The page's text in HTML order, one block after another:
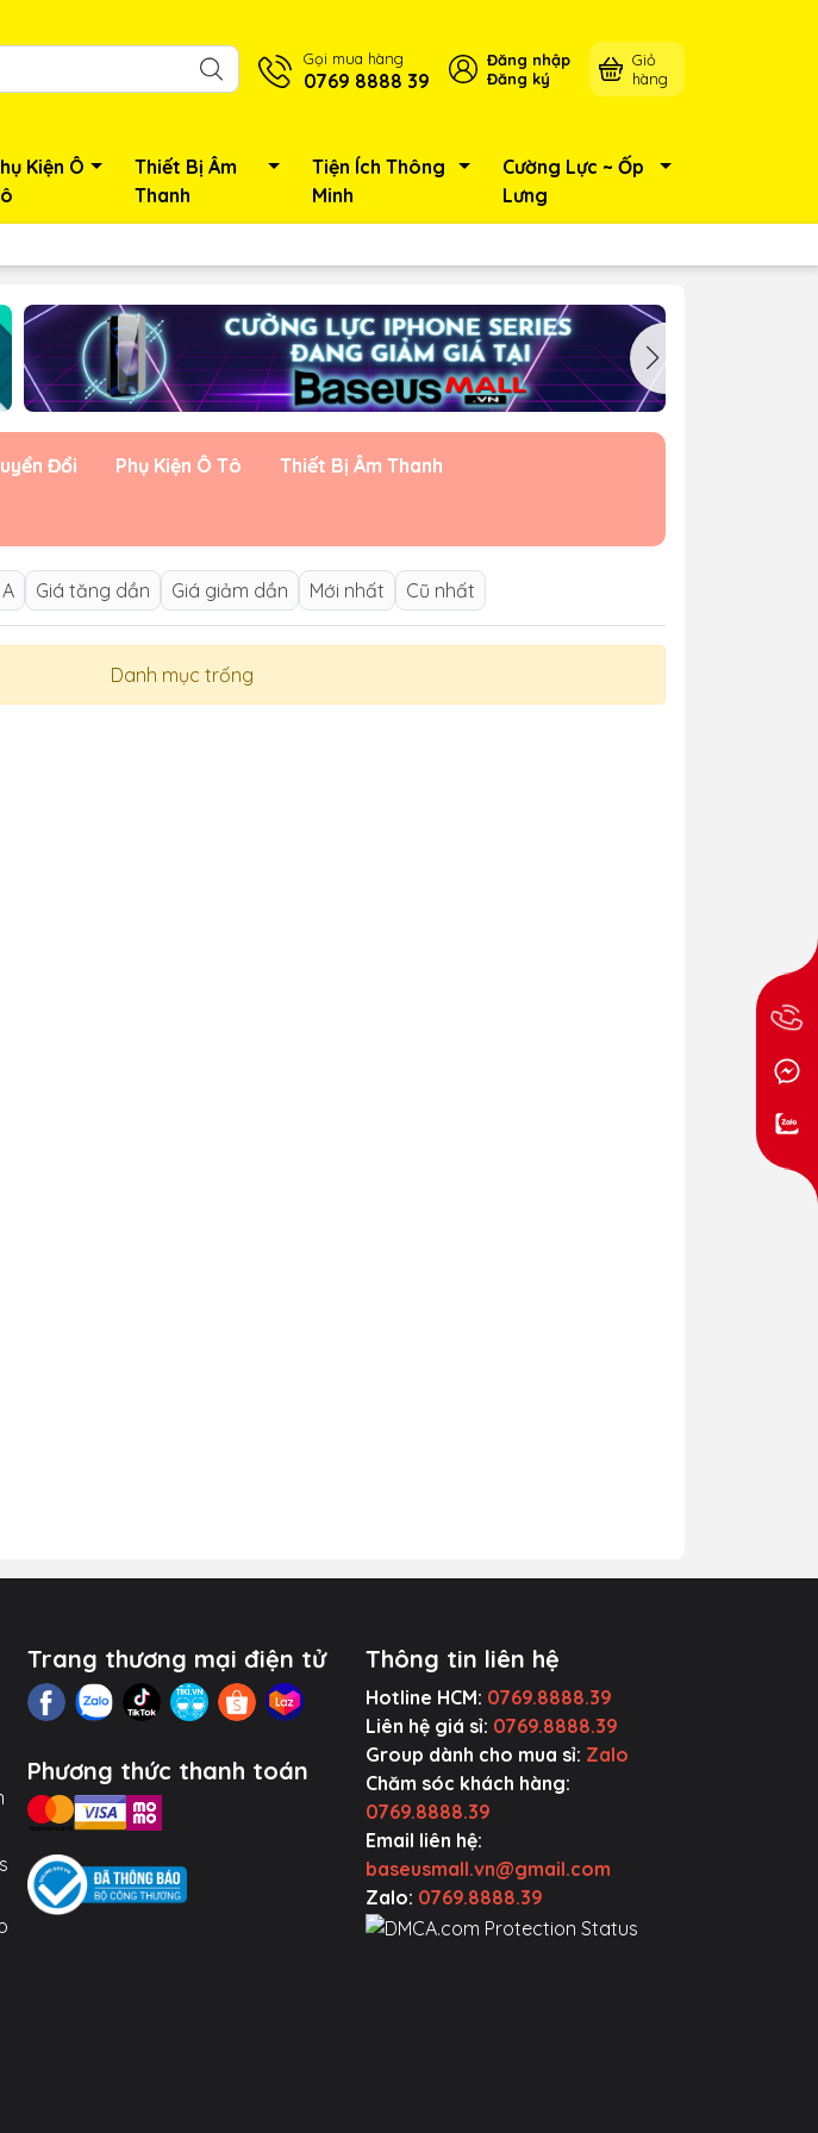
Gọi mua hàng
0769 8888 39
Đăng nhập
Đăng ký
Giỏ
hàng
Kiện Ô
Thiết Bị Âm
Thanh
Tiện Ích Thông
Minh
Cường Lực ~ Ốp
Lưng
Đổi Phụ Kiện Ô Tô
Thiết Bị Âm Thanh
Giá tăng dần Giá giảm dần Mới nhất Cũ nhất
Danh mục trống
Trang thương mại điện tử
Phương thức thanh toán
Thông tin liên hệ
Hotline HCM: 0769.8888.39
Liên hệ giá sỉ: 0769.8888.39
Group dành cho mua sỉ: Zalo
Chăm sóc khách hàng:
0769.8888.39
Email liên hệ:
baseusmall.vn@gmail.com
Zalo: 0769.8888.39